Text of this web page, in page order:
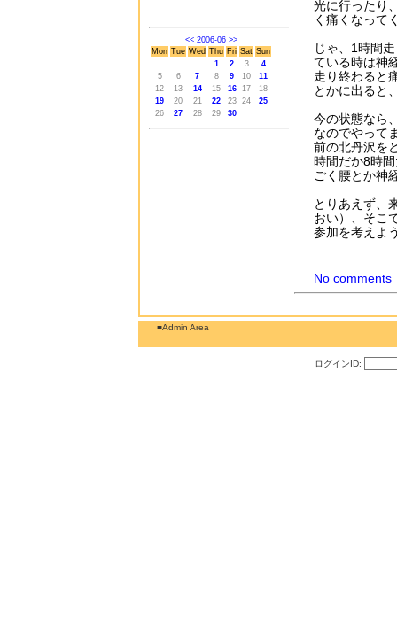
<< 2006-06 >>
Mon Tue Wed Thu Fri Sat Sun
1
2 3
4
5
6 7 8 9 10
11
12
13 14 15 16 17
18
19
20 21 22 23 24
25
26
27 28 29 30
光に行ったり
く痛くなって
じゃ、1時間
ている時は神
走り終わると
とかに出ると
今の状態なら
なのでやって
前の北丹沢を
時間だか8時
ごく腰とか神
とりあえず、
おい）、そこ
参加を考えよ
No comments
■Admin Area
ログインID: